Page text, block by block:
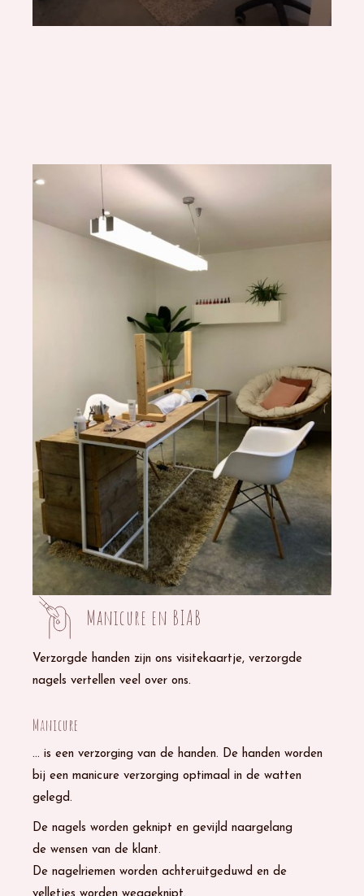
Manicure en BIAB
Verzorgde handen zijn ons visitekaartje, verzorgde
nagels vertellen veel over ons.
Manicure
... is een verzorging van de handen. De handen worden
bij een manicure verzorging optimaal in de watten
gelegd.
De nagels worden geknipt en gevijld naargelang
de wensen van de klant.
De nagelriemen worden achteruitgeduwd en de